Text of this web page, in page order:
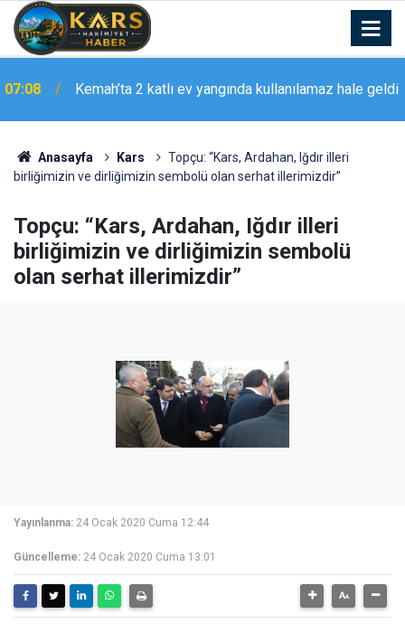
07:08 Kemah’ta 2 katlı ev yangında kullanılamaz hale geldi
06:57 Erzincan’da samanlık alevlere teslim oldu
Anasayfa Kars
Topçu: “Kars, Ardahan, Iğdır illeri
birliğimizin ve dirliğimizin sembolü olan serhat illerimizdir”
Topçu: “Kars, Ardahan, Iğdır illeri
birliğimizin ve dirliğimizin sembolü
olan serhat illerimizdir”
Yayınlanma: 24 Ocak 2020 Cuma 12:44
Güncelleme: 24 Ocak 2020 Cuma 13:01